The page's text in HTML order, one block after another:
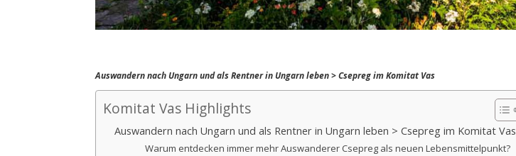
Auswandern nach Ungarn und als Rentner in Ungarn leben > Csepreg im Komitat Vas
Komitat Vas Highlights
Auswandern nach Ungarn und als Rentner in Ungarn leben > Csepreg im Komitat Vas
Warum entdecken immer mehr Auswanderer Csepreg als neuen Lebensmittelpunkt?